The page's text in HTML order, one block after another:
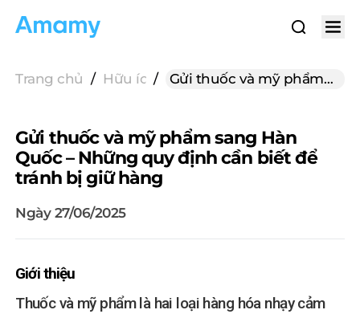
Trang chủ / Hữu ích cho gửi hàng
/
Gửi thuốc và mỹ phẩm
tránh bị giữ hàng
Gửi thuốc và mỹ phẩm sang Hàn
Quốc – Những quy định cần biết để
tránh bị giữ hàng
Ngày 27/06/2025
Giới thiệu
Thuốc và mỹ phẩm là hai loại hàng hóa nhạy cảm